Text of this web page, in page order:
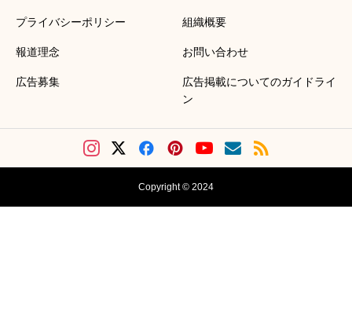
プライバシーポリシー 組織概要
報道理念 お問い合わせ
広告募集
広告掲載についてのガイドライ
ン
Copyright © 2024